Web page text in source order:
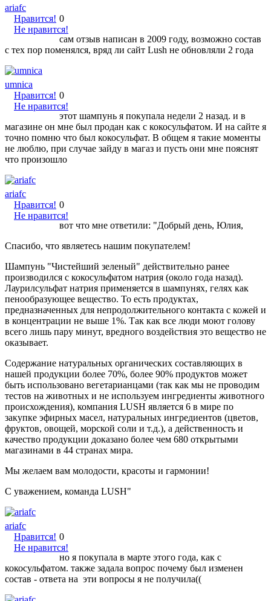
ariafc
Нравится!
Не нравится!
0
сам отзыв написан в 2009 году, возможно состав
с тех пор поменялся, вряд ли сайт Lush не обновляли 2 года
umnica
Нравится!
Не нравится!
0
этот шампунь я покупала недели 2 назад. и в
магазине он мне был продан как с кокосульфатом. И на сайте я
точно помню что был кокосульфат. В общем я такие моменты
не люблю, при случае зайду в магаз и пусть они мне пояснят
что произошло
ariafc
Нравится!
Не нравится!
0
вот что мне ответили: "Добрый день, Юлия,
Спасибо, что являетесь нашим покупателем!
Шампунь "Чистейший зеленый" действительно ранее
производился с кокосульфатом натрия (около года назад).
Лаурилсульфат натрия применяется в шампунях, гелях как
пенообразующее вещество. То есть продуктах,
предназначенных для непродолжительного контакта с кожей и
в концентрации не выше 1%. Так как все люди моют голову
всего лишь пару минут, вредного воздействия это вещество не
оказывает.
Содержание натуральных органических составляющих в
нашей продукции более 70%, более 90% продуктов может
быть использовано вегетарианцами (так как мы не проводим
тестов на животных и не используем ингредиенты животного
происхождения), компания LUSH является 6 в мире по
закупке эфирных масел, натуральных ингредиентов (цветов,
фруктов, овощей, морской соли и т.д.), а действенность и
качество продукции доказано более чем 680 открытыми
магазинами в 44 странах мира.
Мы желаем вам молодости, красоты и гармонии!
С уважением, команда LUSH"
ariafc
Нравится!
Не нравится!
0
но я покупала в марте этого года, как с
кокосульфатом. также задала вопрос почему был изменен
состав - ответа на эти вопросы я не получила((